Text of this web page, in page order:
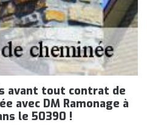
avant tout contrat de
avec DM Ramonage à
le 50390 !